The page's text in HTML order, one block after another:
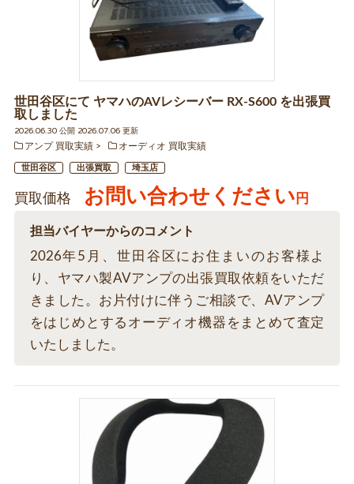
世田谷区にて ヤマハのAVレシーバー RX-S600 を出張買
取しました
2026.06.30 公開 2026.07.06 更新
アンプ 買取実績
オーディオ 買取実績
世田谷区 出張買取 埼玉店
買取価格 お問い合わせください 円
担当バイヤーからのコメント
2026年5月、世田谷区にお住まいのお客様よ
り、ヤマハ製AVアンプの出張買取依頼をいただ
きました。お片付けに伴うご相談で、AVアンプ
をはじめとするオーディオ機器をまとめて査定
いたしました。